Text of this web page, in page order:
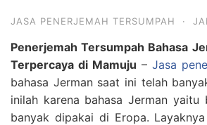
JASA PENERJEMAH TERSUMPAH ·
Penerjemah Tersumpah Bahasa
Terpercaya di Mamuju – Jasa
bahasa Jerman saat ini telah
inilah karena bahasa Jerman yaitu
banyak dipakai di Eropa.